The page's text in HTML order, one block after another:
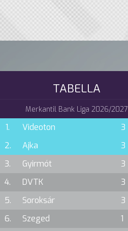
TABELLA
Merkantil Bank Liga 2026/2027
1. Videoton
3
2.
Ajka
3
3.
Gyirmót
3
4.
DVTK
3
5.
Soroksár
3
6.
Szeged
1